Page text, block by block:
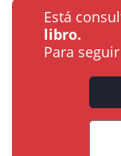
Está
libro.
Para